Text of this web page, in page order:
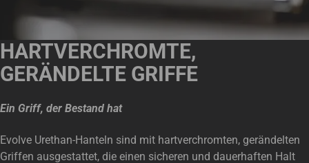
HARTVERCHROMTE,
GERÄNDELTE GRIFFE
Ein Griff, der Bestand hat
Evolve Urethan-Hanteln sind mit hartverchromten, gerändelten
Griffen ausgestattet, die einen sicheren und dauerhaften Halt